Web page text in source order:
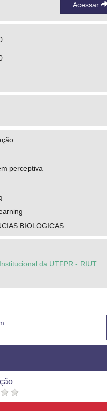
Acessar
perceptiva
BIOLOGICAS
da UTFPR - RIUT